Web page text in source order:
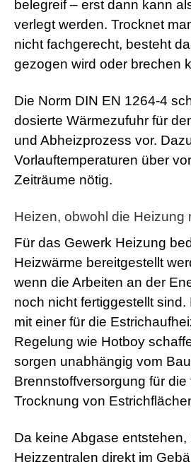
belegreif – erst dann kann
verlegt werden. Trocknet
nicht fachgerecht, besteht
gezogen wird oder brechen
Die Norm DIN EN 1264-4
dosierte Wärmezufuhr für
und Abheizprozess vor.
Vorlauftemperaturen über
Zeiträume nötig.
Heizen, obwohl die Heizung
Für das Gewerk Heizung
Heizwärme bereitgestellt
wenn die Arbeiten an der
noch nicht fertiggestellt
mit einer für die
Regelung wie Hotboy
sorgen unabhängig vom
Brennstoffversorgung für
Trocknung von
Da keine Abgase entstehen,
Heizzentralen direkt im